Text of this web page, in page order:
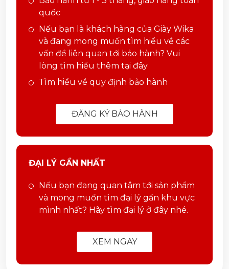
quốc
Nếu bạn là khách hàng của Giày Wika
và đang mong muốn tìm hiểu về các
vấn đề liên quan tới bảo hành? Vui
lòng tìm hiểu thêm tại đây
Tìm hiểu về quy định bảo hành
ĐĂNG KÝ BẢO HÀNH
ĐẠI LÝ GẦN NHẤT
Nếu bạn đang quan tâm tới sản phẩm
và mong muốn tìm đại lý gần khu vực
mình nhất? Hãy tìm đại lý ở đây nhé.
XEM NGAY